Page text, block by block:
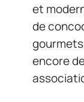
et
de
encore